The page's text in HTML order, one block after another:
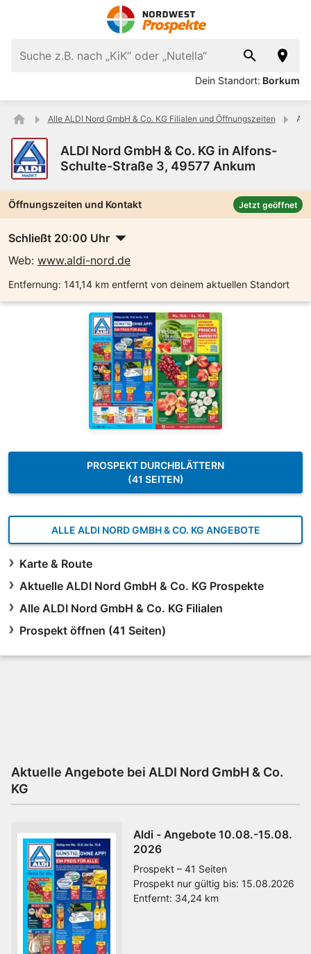
Dein Standort: Borkum
Alle ALDI Nord GmbH & Co. KG Filialen und Öffnungszeiten
ALDI Nord GmbH & Co. KG in Alfons-
Schulte-Straße 3, 49577 Ankum
Öffnungszeiten und Kontakt Jetzt geöffnet
Schließt 20:00 Uhr
Web: www.aldi-nord.de
Entfernung: 141,14 km entfernt von deinem aktuellen Standort
PROSPEKT DURCHBLÄTTERN
(41 SEITEN)
ALLE ALDI NORD GMBH & CO. KG ANGEBOTE
Karte & Route
Aktuelle ALDI Nord GmbH & Co. KG Prospekte
Alle ALDI Nord GmbH & Co. KG Filialen
Prospekt öffnen (41 Seiten)
Aktuelle Angebote bei ALDI Nord GmbH & Co.
KG
Aldi - Angebote 10.08.-15.08.
2026
Prospekt – 41 Seiten
Prospekt nur gültig bis: 15.08.2026
Entfernt: 34,24 km